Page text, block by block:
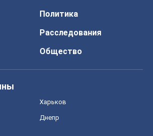
Политика
Расследования
Общество
Харьков
Днепр